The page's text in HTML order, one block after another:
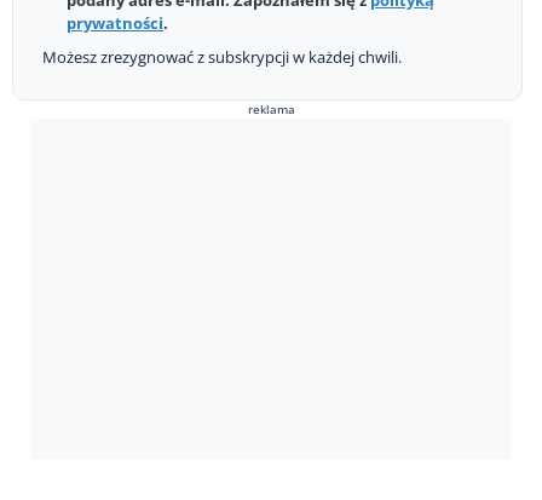
prywatności.
Możesz zrezygnować z subskrypcji w każdej chwili.
reklama